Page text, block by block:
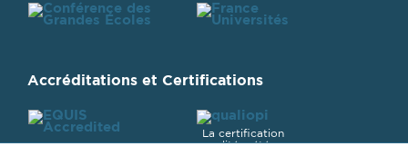
Accréditations et Certifications
La certification
qualité a été